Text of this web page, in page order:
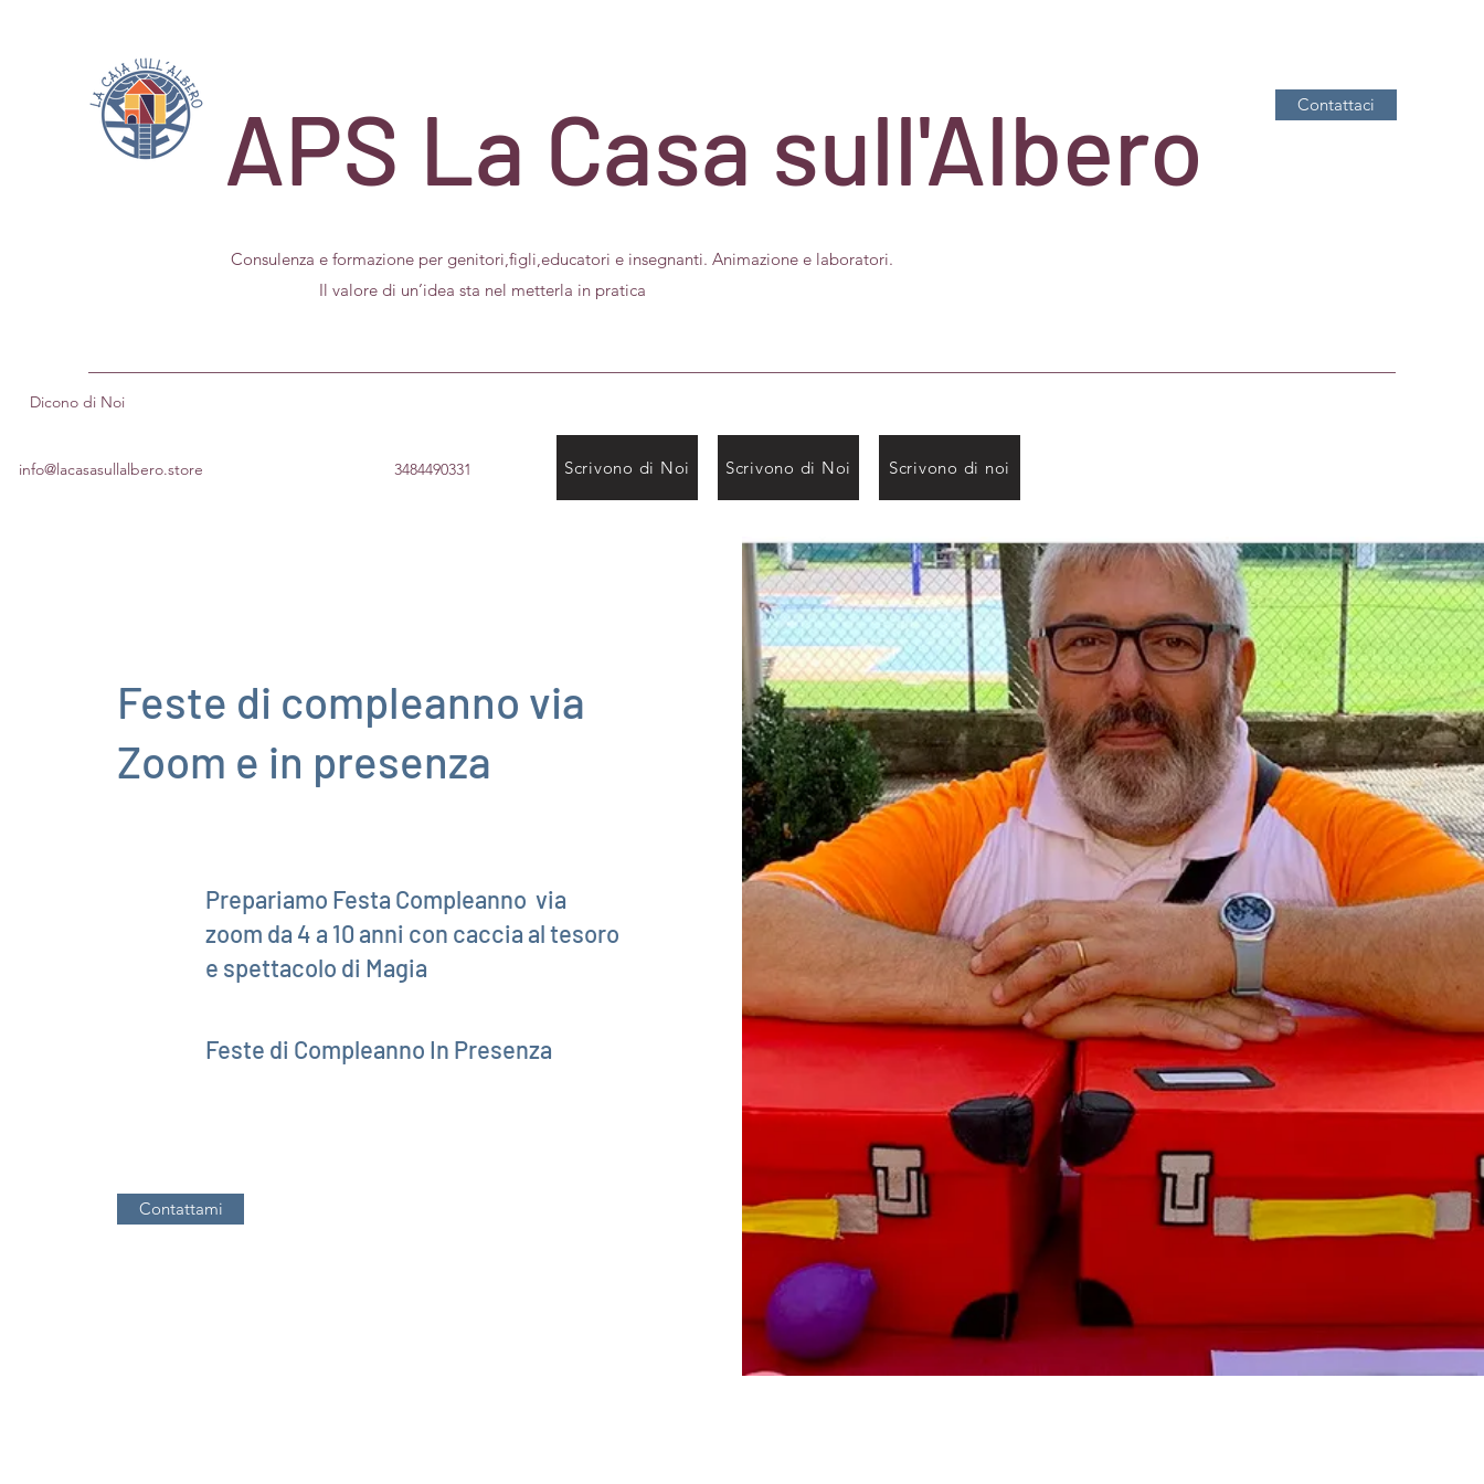
APS La Casa sull'Albero
Consulenza e formazione per genitori,figli,educatori e insegnanti. Animazione e laboratori.
Il valore di un’idea sta nel metterla in pratica
Contattaci
Dicono di Noi
info@lacasasullalbero.store 3484490331 Scrivono di Noi Scrivono di Noi Scrivono di noi
Feste di compleanno via
Zoom e in presenza
Prepariamo Festa Compleanno via
zoom da 4 a 10 anni con caccia al tesoro
e spettacolo di Magia
Feste di Compleanno In Presenza
Contattami